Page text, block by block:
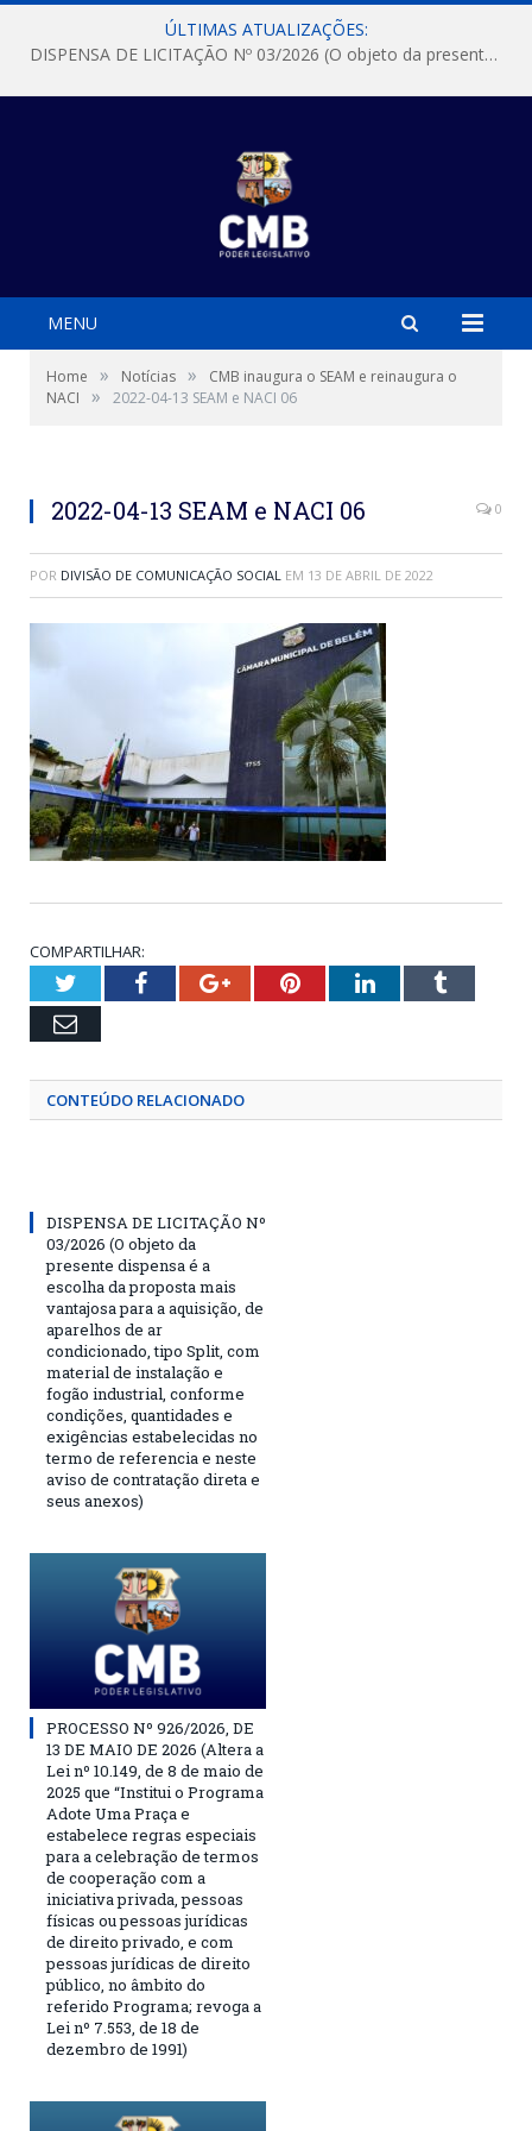
ÚLTIMAS ATUALIZAÇÕES:
DISPENSA DE LICITAÇÃO Nº 03/2026 (O objeto da presente dispensa é a escolha da proposta mais vantajosa para a aquisição, de aparelhos de ar condicionado, tipo Split, com material de instalação e fogão industrial, conforme condições, quantidades e exigências estabelecidas no termo de referencia e neste aviso de contratação direta e seus anexos)
MENU
Home » Notícias »
CMB inaugura o SEAM e reinaugura o
NACI
» 2022-04-13 SEAM e NACI 06
2022-04-13 SEAM e NACI 06 0
POR DIVISÃO DE COMUNICAÇÃO SOCIAL EM 13 DE ABRIL DE 2022
COMPARTILHAR:
TwitterFacebookGoogle+PinterestLinkedInTumblr
Email
CONTEÚDO RELACIONADO
DISPENSA DE LICITAÇÃO Nº
03/2026 (O objeto da
presente dispensa é a
escolha da proposta mais
vantajosa para a aquisição, de
aparelhos de ar
condicionado, tipo Split, com
material de instalação e
fogão industrial, conforme
condições, quantidades e
exigências estabelecidas no
termo de referencia e neste
aviso de contratação direta e
seus anexos)
PROCESSO Nº 926/2026, DE
13 DE MAIO DE 2026 (Altera a
Lei nº 10.149, de 8 de maio de
2025 que “Institui o Programa
Adote Uma Praça e
estabelece regras especiais
para a celebração de termos
de cooperação com a
iniciativa privada, pessoas
físicas ou pessoas jurídicas
de direito privado, e com
pessoas jurídicas de direito
público, no âmbito do
referido Programa; revoga a
Lei nº 7.553, de 18 de
dezembro de 1991)